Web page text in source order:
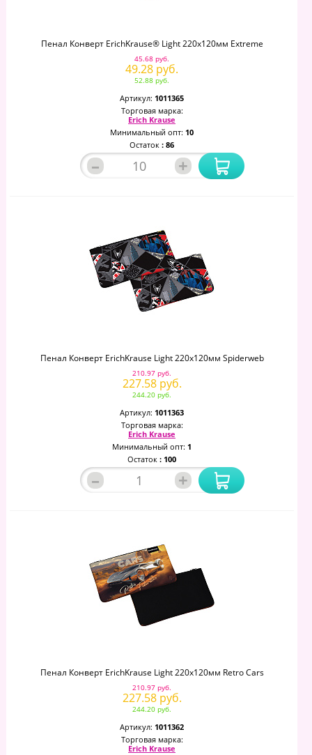
Пенал Конверт ErichKrause® Light 220x120мм Extreme
45.68 руб.
49.28 руб.
52.88 руб.
Артикул: 1011365
Торговая марка:
Erich Krause
Минимальный опт: 10
Остаток : 86
– +
Пенал Конверт ErichKrause Light 220x120мм Spiderweb
210.97 руб.
227.58 руб.
244.20 руб.
Артикул: 1011363
Торговая марка:
Erich Krause
Минимальный опт: 1
Остаток : 100
– +
Пенал Конверт ErichKrause Light 220x120мм Retro Cars
210.97 руб.
227.58 руб.
244.20 руб.
Артикул: 1011362
Торговая марка:
Erich Krause